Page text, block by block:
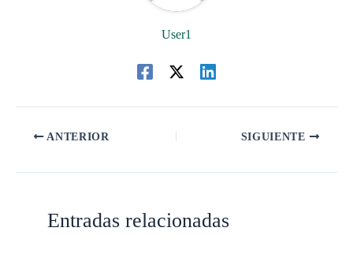
User1
ANTERIOR SIGUIENTE
Entradas relacionadas